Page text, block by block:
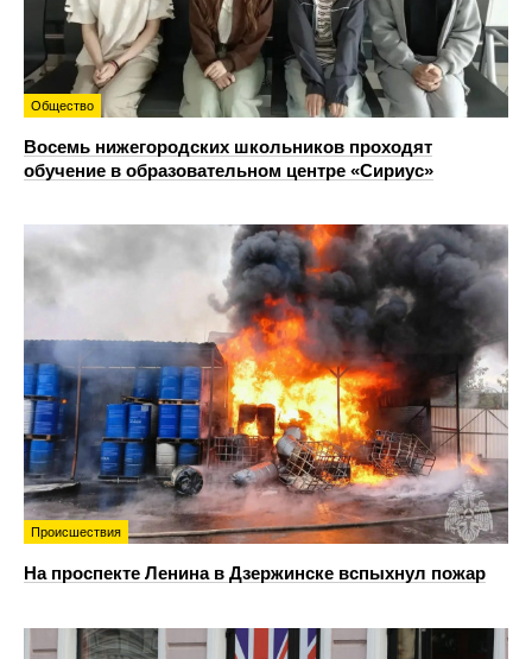
Общество
Восемь нижегородских школьников проходят
обучение в образовательном центре «Сириус»
Происшествия
На проспекте Ленина в Дзержинске вспыхнул пожар